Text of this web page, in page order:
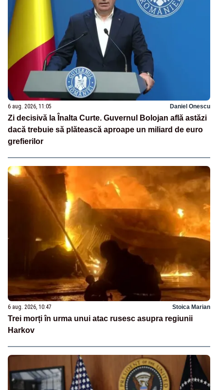
6 aug. 2026, 11:05 Daniel Onescu
Zi decisivă la Înalta Curte. Guvernul Bolojan află astăzi
dacă trebuie să plătească aproape un miliard de euro
grefierilor
6 aug. 2026, 10:47 Stoica Marian
Trei morți în urma unui atac rusesc asupra regiunii
Harkov